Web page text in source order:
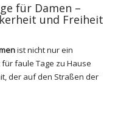
für Damen –
und Freiheit
ist nicht nur ein
faule Tage zu Hause
der auf den Straßen der
Frauen für einen Tag und